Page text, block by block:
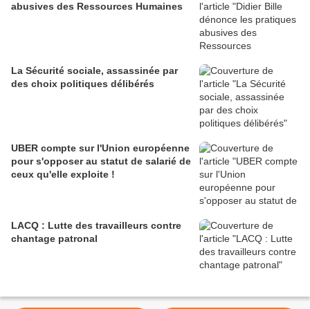
abusives des Ressources Humaines
La Sécurité sociale, assassinée par
des choix politiques délibérés
UBER compte sur l'Union européenne
pour s'opposer au statut de salarié de
ceux qu'elle exploite !
LACQ : Lutte des travailleurs contre
chantage patronal